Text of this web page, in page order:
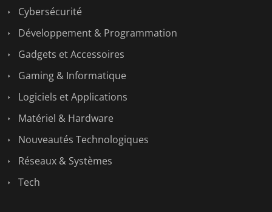
Cybersécurité
Développement & Programmation
Gadgets et Accessoires
Gaming & Informatique
Logiciels et Applications
Matériel & Hardware
Nouveautés Technologiques
Réseaux & Systèmes
Tech